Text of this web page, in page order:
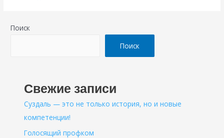
друзья!
Поиск
Поиск
Свежие записи
Суздаль — это не только история, но и новые
компетенции!
Голосящий профком